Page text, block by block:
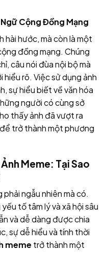
Cộng Đồng Mạng
hài hước, mà còn là một
đồng mạng. Chúng
câu nói đùa nội bộ mà
rõ. Việc sử dụng ảnh
sự hiểu biết về văn hóa
người có cùng sở
thấy ảnh đã vượt ra
trở thành một phương
Meme: Tại Sao
phải ngẫu nhiên mà có.
yếu tố tâm lý và xã hội sâu
và dễ dàng được chia
sự dễ hiểu và tính thời
meme trở thành một